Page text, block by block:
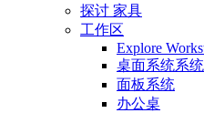
探讨 家具
工作区
Explore
桌面系统系统
面板系统
办公桌